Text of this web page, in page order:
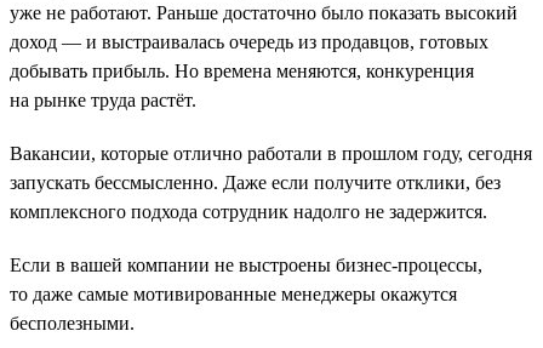
уже не работают. Раньше достаточно было показать высокий
доход — и выстраивалась очередь из продавцов, готовых
добывать прибыль. Но времена меняются, конкуренция
на рынке труда растёт.
Вакансии, которые отлично работали в прошлом году, сегодня
запускать бессмысленно. Даже если получите отклики, без
комплексного подхода сотрудник надолго не задержится.
Если в вашей компании не выстроены бизнес-процессы,
то даже самые мотивированные менеджеры окажутся
бесполезными.